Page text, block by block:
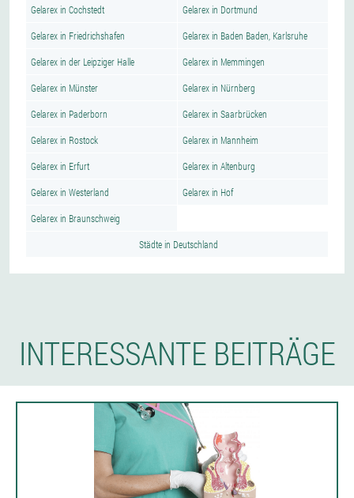
Gelarex in Cochstedt Gelarex in Dortmund
Gelarex in Friedrichshafen Gelarex in Baden Baden, Karlsruhe
Gelarex in der Leipziger Halle Gelarex in Memmingen
Gelarex in Münster Gelarex in Nürnberg
Gelarex in Paderborn Gelarex in Saarbrücken
Gelarex in Rostock Gelarex in Mannheim
Gelarex in Erfurt Gelarex in Altenburg
Gelarex in Westerland Gelarex in Hof
Gelarex in Braunschweig
Städte in Deutschland
INTERESSANTE BEITRÄGE